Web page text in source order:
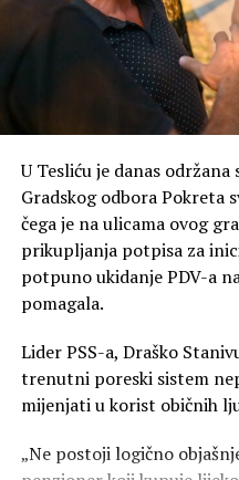
U Tesliću je danas
Gradskog odbora Pokreta
čega je na ulicama ovog
prikupljanja potpisa za
potpuno ukidanje PDV-a
pomagala.
Lider PSS-a, Draško
trenutni poreski sistem
mijenjati u korist običnih
„Ne postoji logično